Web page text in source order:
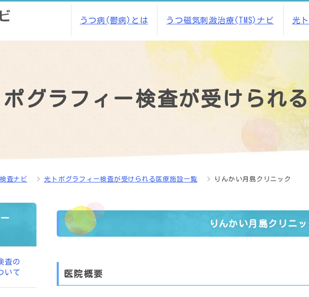
うつ病(鬱病)とは うつ磁気刺激治療(TMS)ナビ 光
ポグラフィー検査が受けられ
査ナビ 光トポグラフィー検査が受けられる医療施設一覧 りんかい月島クリニック
りんかい月島クリニッ
医院概要
査の
いて